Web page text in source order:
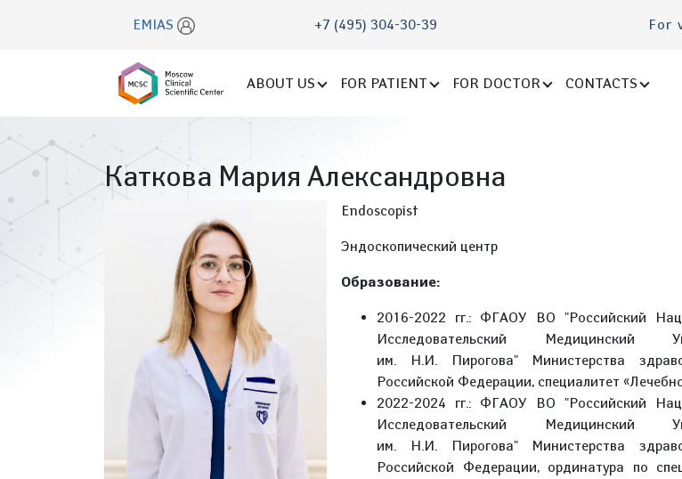
EMIAS +7 (495) 304-30-39 For
ABOUT US FOR PATIENT FOR DOCTOR CONTACTS
Каткова Мария Александровна
Endoscopist
Эндоскопический центр
Образование:
2016-2022 гг.: ФГАОУ ВО "Российский
Исследовательский Медицинский
им. Н.И. Пирогова" Министерства
Российской Федерации, специалитет
2022-2024 гг.: ФГАОУ ВО "Российский
Исследовательский Медицинский
им. Н.И. Пирогова" Министерства
Российской Федерации, ординатура по